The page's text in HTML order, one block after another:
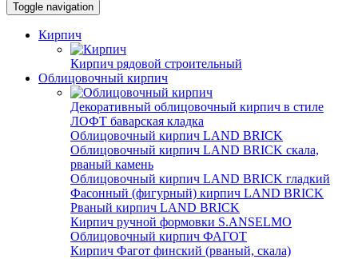
Toggle navigation
Кирпич
Кирпич рядовой строительный
Облицовочный кирпич
Декоративный облицовочный кирпич в стиле
ЛОФТ баварская кладка
Облицовочный кирпич LAND BRICK
Облицовочный кирпич LAND BRICK скала,
рваный камень
Облицовочный кирпич LAND BRICK гладкий
Фасонный (фигурный) кирпич LAND BRICK
Рваный кирпич LAND BRICK
Кирпич ручной формовки S.ANSELMO
Облицовочный кирпич ФАГОТ
Кирпич Фагот финский (рваный, скала)